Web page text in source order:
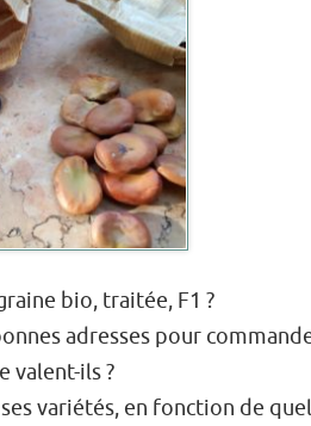
bio, traitée, F1 ?
adresses pour
valent-ils ?
variétés, en fonction de